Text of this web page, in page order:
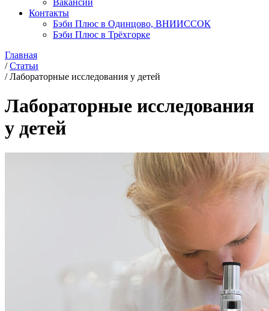
Вакансии
Контакты
Бэби Плюс в Одинцово, ВНИИССОК
Бэби Плюс в Трёхгорке
Главная
/ Статьи
/ Лабораторные исследования у детей
Лабораторные исследования
у детей